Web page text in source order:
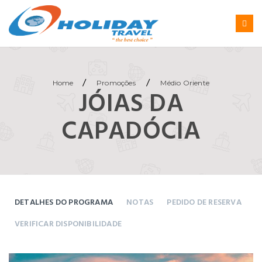
Home / Promoções / Médio Oriente
JÓIAS DA
CAPADÓCIA
DETALHES DO PROGRAMA NOTAS
PEDIDO DE RESERVA
VERIFICAR DISPONIBILIDADE